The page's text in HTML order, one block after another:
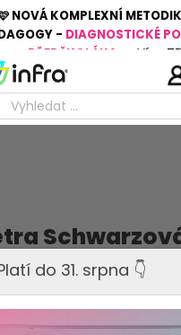
NOVÁ KOMPLEXNÍ
- DIAGNOSTICKÉ
PŘEDŠKOLÁKA
Více
do 31. srpna 👇